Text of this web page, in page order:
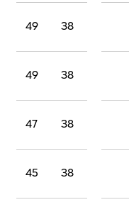
38
49
38
49
38
47
38
45